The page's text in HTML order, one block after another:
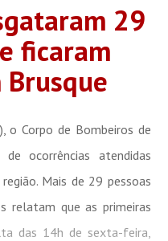
29
ficaram
o Corpo de Bombeiros de
ocorrências atendidas
Mais de 29 pessoas
relatam que as primeiras
das 14h de sexta-feira,